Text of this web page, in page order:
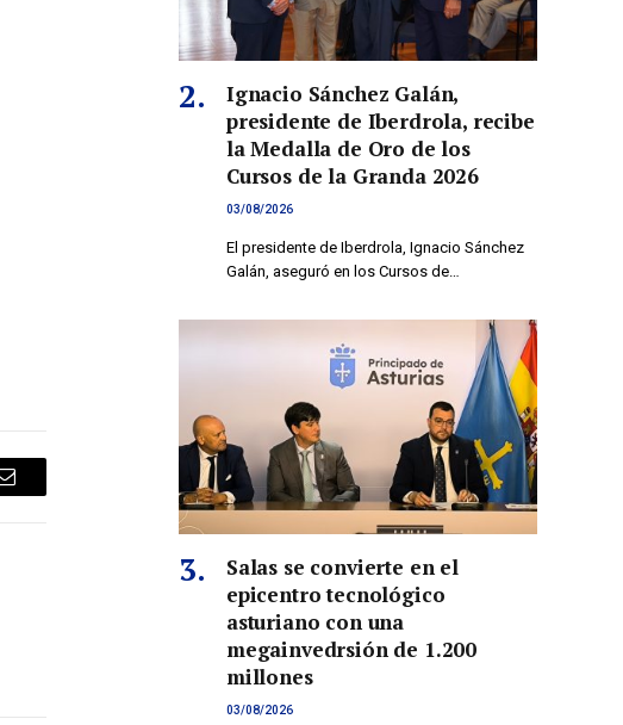
Correo
Ignacio Sánchez Galán,
presidente de Iberdrola, recibe
la Medalla de Oro de los
Cursos de la Granda 2026
03/08/2026
El presidente de Iberdrola, Ignacio Sánchez
Galán, aseguró en los Cursos de…
Salas se convierte en el
epicentro tecnológico
asturiano con una
megainvedrsión de 1.200
millones
03/08/2026